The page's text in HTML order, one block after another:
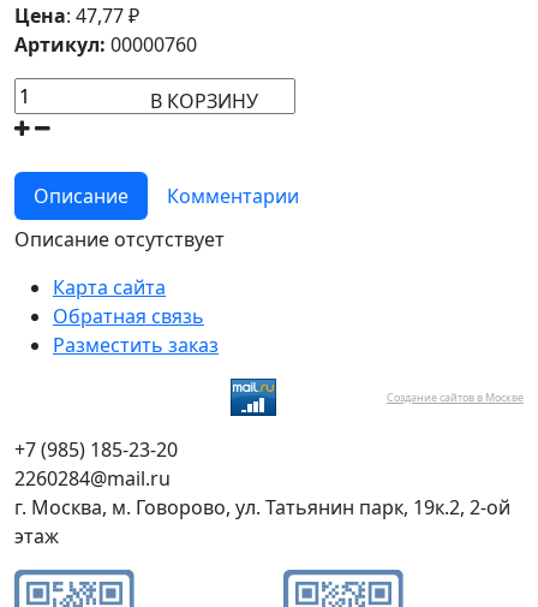
Цена: 47,77₽
Артикул: 00000760
В КОРЗИНУ
Описание
Комментарии
Описание отсутствует
Карта сайта
Обратная связь
Разместить заказ
Создание сайтов в Москве
+7 (985) 185-23-20
2260284@mail.ru
г. Москва, м. Говорово, ул. Татьянин парк, 19к.2, 2-ой
этаж